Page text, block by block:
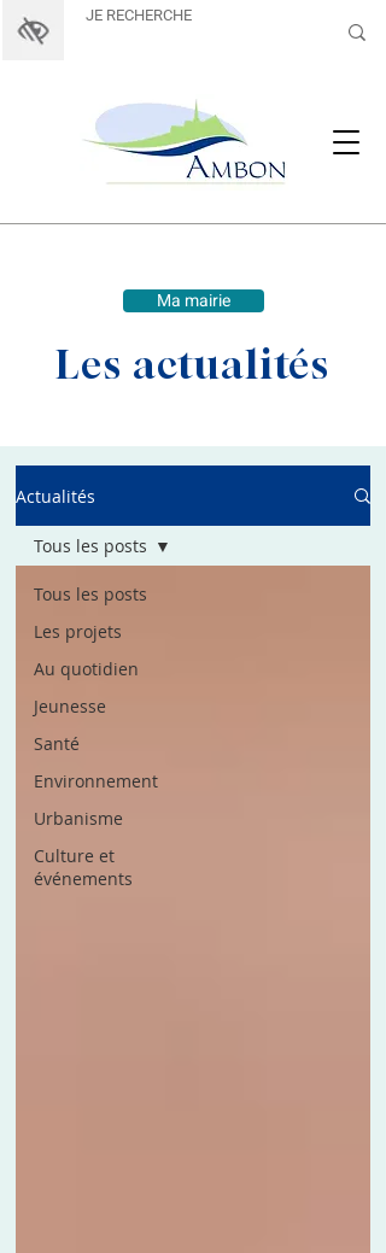
Ma mairie
Les actualités
Actualités
Tous les posts
Les projets
Au quotidien
Jeunesse
Santé
Environnement
Urbanisme
Culture et
événements
Tous les posts